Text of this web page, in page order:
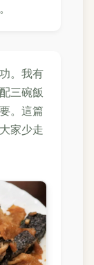
。我有
三碗飯
。這篇
家少走